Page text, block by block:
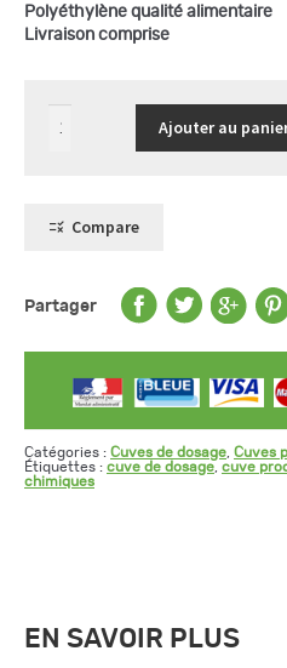
Polyéthylène qualité alimentaire
Livraison comprise
quantité
de
L,
Ajouter au
Compare
Partager
Catégories : Cuves de dosage Cuves
Étiquettes : cuve de dosage cuve
chimiques
EN SAVOIR PLUS